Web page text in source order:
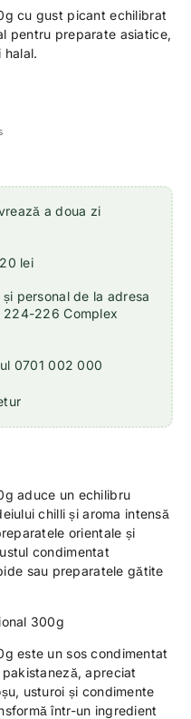
cu gust picant echilibrat
pentru preparate asiatice,
halal.
a doua zi
lei
personal de la adresa
224-226 Complex
0701 002 000
aduce un echilibru
chilli și aroma intensă
orientale și
condimentat
sau preparatele gătite
300g
este un sos condimentat
apreciat
usturoi și condimente
într-un ingredient